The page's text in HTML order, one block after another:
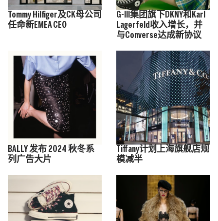
Tommy Hilfiger及CK母公司
任命新EMEA CEO
G-III集团旗下DKNY和Karl
Lagerfeld收入增长，并
与Converse达成新协议
BALLY 发布 2024 秋冬系
列广告大片
Tiffany计划上海旗舰店规
模减半